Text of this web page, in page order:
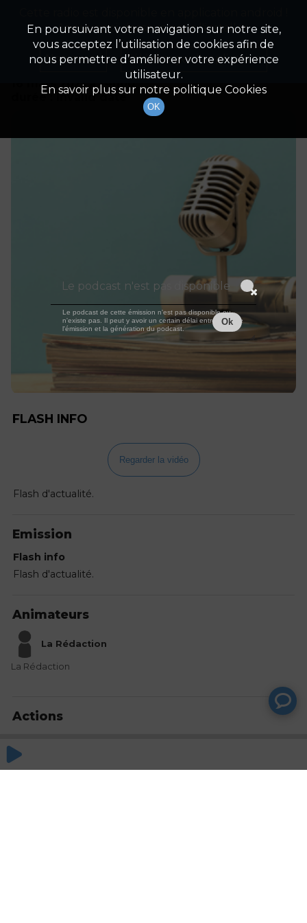
Détails De L'épisode
16 mars 2021
à 14h00
durée : Invalid date
FLASH INFO
Regarder la vidéo
Flash d'actualité.
Emission
Flash info
Flash d'actualité.
Animateurs
La Rédaction
La Rédaction
Actions
En poursuivant votre navigation sur notre site,
vous acceptez l’utilisation de cookies afin de
nous permettre d’améliorer votre expérience
utilisateur.
En savoir plus sur notre politique Cookies
OK
Appuyez ci-dessous pour l'installer.
Non merci Télécharger l'application
Le podcast n'est pas disponible
Le podcast de cette émission n'est pas disponible ou
n'existe pas. Il peut y avoir un certain délai entre la fin de
l'émission et la génération du podcast.
Ok